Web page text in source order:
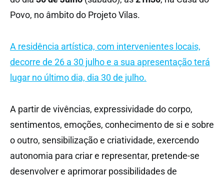
Povo, no âmbito do Projeto Vilas.
A residência artística, com intervenientes locais,
decorre de 26 a 30 julho e a sua apresentação terá
lugar no último dia, dia 30 de julho.
A partir de vivências, expressividade do corpo,
sentimentos, emoções, conhecimento de si e sobre
o outro, sensibilização e criatividade, exercendo
autonomia para criar e representar, pretende-se
desenvolver e aprimorar possibilidades de